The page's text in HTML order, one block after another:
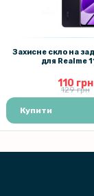
Протиударна
Чохол -
Захисне скло на
для Realme
110 грн
129 грн
Купити